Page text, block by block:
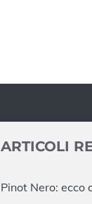
ARTICOLI
Pinot Nero: ecco